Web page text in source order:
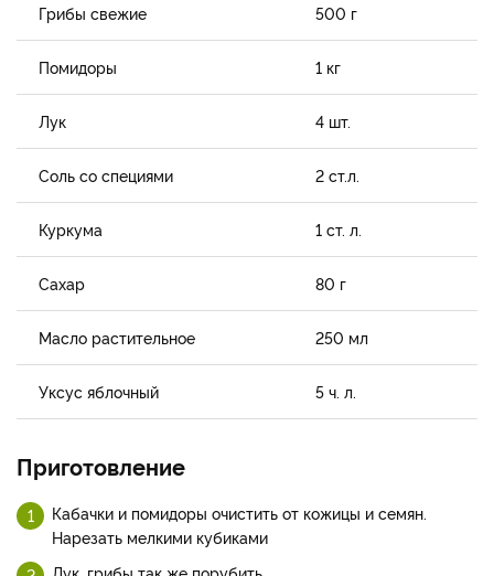
Грибы свежие 500 г
Помидоры 1 кг
Лук 4 шт.
Соль со специями 2 ст.л.
Куркума 1 ст. л.
Сахар 80 г
Масло растительное 250 мл
Уксус яблочный 5 ч. л.
Приготовление
Кабачки и помидоры очистить от кожицы и семян.
Нарезать мелкими кубиками